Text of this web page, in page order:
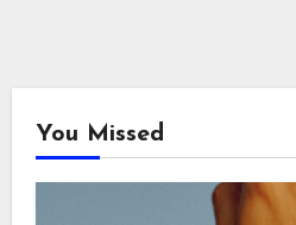
You Missed